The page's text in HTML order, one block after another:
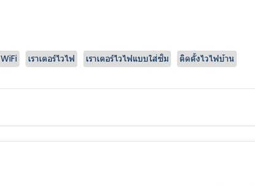
WiFi เราเตอร์ไวไฟ เราเตอร์ไวไฟแบบใส่ซิม ติดตั้งไวไฟบ้าน